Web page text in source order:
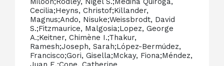
Cecilia;Heyns, Christof;Killander,
Magnus;Ando, Nisuke;Weissbrodt, David
S.;Fitzmaurice, Malgosia;Lopez, George
A.;Keitner, Chimène I.;Thakur,
Ramesh;Joseph, Sarah;López-Bermúdez,
Francisco;Gori, Gisella;Mckay, Fiona;Méndez,